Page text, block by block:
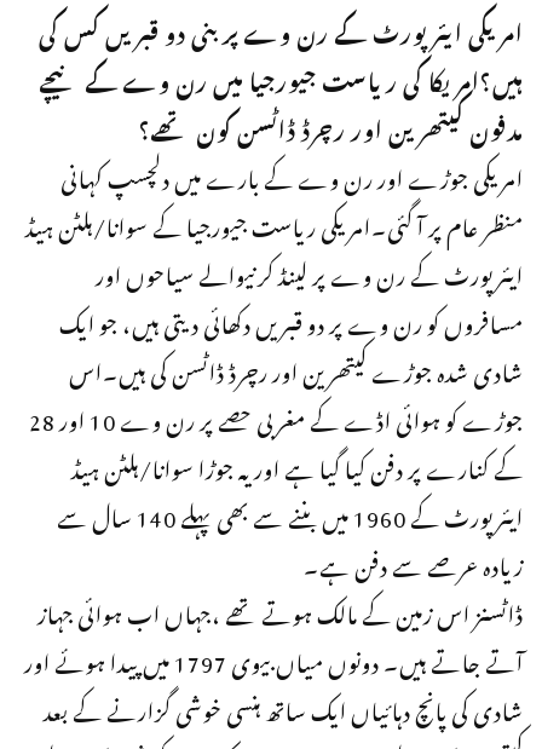
امریکی ایئرپورٹ کے رن وے پر بنی دو قبریں کس کی
ہیں؟امریکا کی ریاست جیورجیا میں رن وے کے نیچے
مدفون کیتھرین اور رچرڈ ڈاٹسن کون تھے؟
امریکی جوڑے اور رن وے کے بارے میں دلچسپ کہانی
منظر عام پر آ گئی۔امریکی ریاست جیورجیا کے سوانا/ہلٹن ہیڈ
ایئرپورٹ کے رن وے پر لینڈ کرنیوالے سیاحوں اور
مسافروں کو رن وے پر دو قبریں دکھائی دیتی ہیں، جو ایک
شادی شدہ جوڑے کیتھرین اور رچرڈ ڈاٹسن کی ہیں۔اس
جوڑے کو ہوائی اڈے کے مغربی حصے پر رن وے 10 اور 28
کے کنارے پر دفن کیا گیا ہے اور یہ جوڑا سوانا/ہلٹن ہیڈ
ایئرپورٹ کے 1960 میں بننے سے بھی پہلے 140 سال سے
زیادہ عرصے سے دفن ہے۔
ڈاٹسنز اس زمین کے مالک ہوتے تھے ،جہاں اب ہوائی جہاز
آتے جاتے ہیں۔ دونوں میاں بیوی 1797 میں پیدا ہوئے اور
شادی کی پانچ دہائیاں ایک ساتھ ہنسی خوشی گزارنے کے بعد